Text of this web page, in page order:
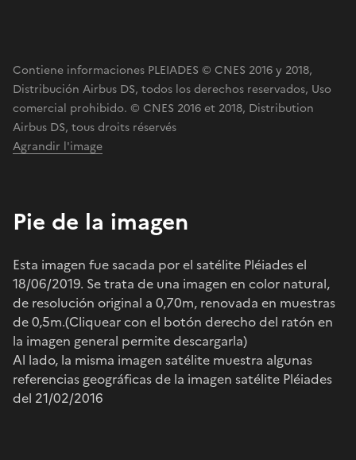
Contiene informaciones PLEIADES © CNES 2016 y 2018,
Distribución Airbus DS, todos los derechos reservados, Uso
comercial prohibido. © CNES 2016 et 2018, Distribution
Airbus DS, tous droits réservés
Agrandir l'image
Pie de la imagen
Esta imagen fue sacada por el satélite Pléiades el
18/06/2019. Se trata de una imagen en color natural,
de resolución original a 0,70m, renovada en muestras
de 0,5m.(Cliquear con el botón derecho del ratón en
la imagen general permite descargarla)
Al lado, la misma imagen satélite muestra algunas
referencias geográficas de la imagen satélite Pléiades
del 21/02/2016